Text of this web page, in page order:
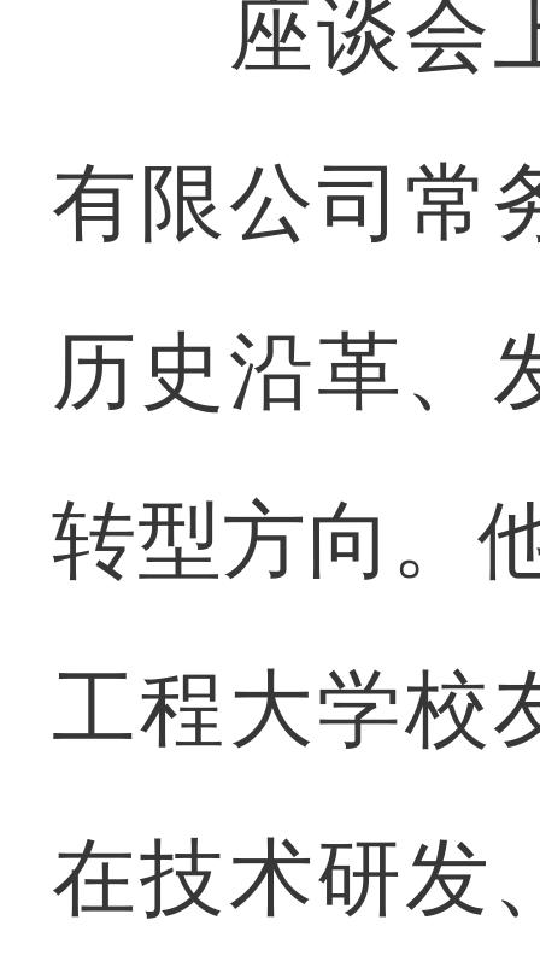
座谈会上
有限公司常
历史沿革、
转型方向。
工程大学校
在技术研发